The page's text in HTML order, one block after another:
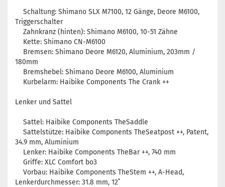
Schaltung: Shimano SLX M7100, 12 Gänge, Deore M6100,
Triggerschalter
Zahnkranz (hinten): Shimano M6100, 10-51 Zähne
Kette: Shimano CN-M6100
Bremsen: Shimano Deore M6120, Aluminium, 203mm /
180mm
Bremshebel: Shimano Deore M6100, Aluminium
Kurbelarm: Haibike Components The Crank ++
Lenker und Sattel
Sattel: Haibike Components TheSaddle
Sattelstütze: Haibike Components TheSeatpost ++, Patent,
34.9 mm, Aluminium
Lenker: Haibike Components TheBar ++, 740 mm
Griffe: XLC Comfort bo3
Vorbau: Haibike Components TheStem ++, A-Head,
Lenkerdurchmesser: 31.8 mm, 12˚